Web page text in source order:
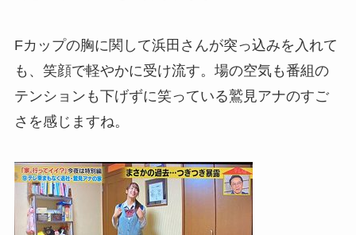
Fカップの胸に関して浜田さんが突っ込みを入れて
も、笑顔で軽やかに受け流す。場の空気も番組の
テンションも下げずに笑っている鷲見アナのすご
さを感じますね。